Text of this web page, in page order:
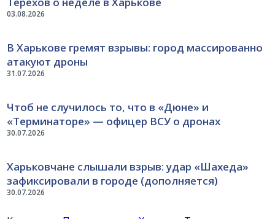
03.08.2026
31.07.2026
В Харькове гремят взрывы: город массированно
атакуют дроны
30.07.2026
Чтоб не случилось то, что в «Дюне» и
«Терминаторе» — офицер ВСУ о дронах
30.07.2026
Харьковчане слышали взрыв: удар «Шахеда»
зафиксировали в городе (дополняется)